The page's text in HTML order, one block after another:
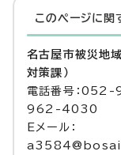
このページに関
名古屋市被災地
対策課）
電話番号：
962-4030
Eメール：